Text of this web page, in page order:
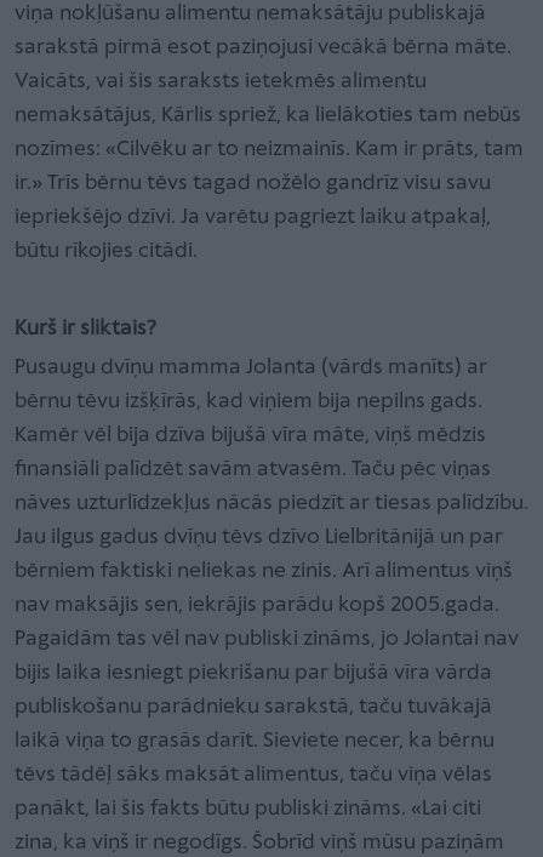
viņa nokļūšanu alimentu nemaksātāju publiskajā
sarakstā pirmā esot paziņojusi vecākā bērna māte.
Vaicāts, vai šis saraksts ietekmēs alimentu
nemaksātājus, Kārlis spriež, ka lielākoties tam nebūs
nozīmes: «Cilvēku ar to neizmainīs. Kam ir prāts, tam
ir.» Trīs bērnu tēvs tagad nožēlo gandrīz visu savu
iepriekšējo dzīvi. Ja varētu pagriezt laiku atpakaļ,
būtu rīkojies citādi.
Kurš ir sliktais?
Pusaugu dvīņu mamma Jolanta (vārds manīts) ar
bērnu tēvu izšķīrās, kad viņiem bija nepilns gads.
Kamēr vēl bija dzīva bijušā vīra māte, viņš mēdzis
finansiāli palīdzēt savām atvasēm. Taču pēc viņas
nāves uzturlīdzekļus nācās piedzīt ar tiesas palīdzību.
Jau ilgus gadus dvīņu tēvs dzīvo Lielbritānijā un par
bērniem faktiski neliekas ne zinis. Arī alimentus viņš
nav maksājis sen, iekrājis parādu kopš 2005.gada.
Pagaidām tas vēl nav publiski zināms, jo Jolantai nav
bijis laika iesniegt piekrišanu par bijušā vīra vārda
publiskošanu parādnieku sarakstā, taču tuvākajā
laikā viņa to grasās darīt. Sieviete necer, ka bērnu
tēvs tādēļ sāks maksāt alimentus, taču viņa vēlas
panākt, lai šis fakts būtu publiski zināms. «Lai citi
zina, ka viņš ir negodīgs. Šobrīd viņš mūsu paziņām